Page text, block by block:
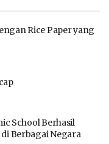
Rice Paper yang
School Berhasil
Berbagai Negara